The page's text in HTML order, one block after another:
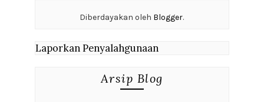
Diberdayakan oleh Blogger.
Laporkan Penyalahgunaan
Arsip Blog